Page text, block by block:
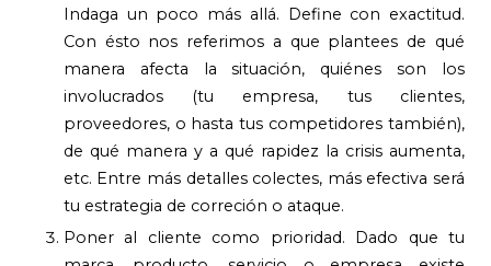
Indaga un poco más allá. Define con exactitud.
Con ésto nos referimos a que plantees de qué
manera afecta la situación, quiénes son los
involucrados (tu empresa, tus clientes,
proveedores, o hasta tus competidores también),
de qué manera y a qué rapidez la crisis aumenta,
etc. Entre más detalles colectes, más efectiva será
tu estrategia de correción o ataque.
Poner al cliente como prioridad. Dado que tu